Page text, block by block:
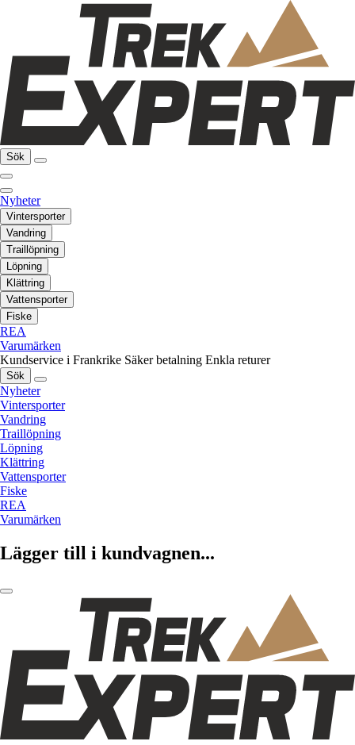
Sök
Nyheter
Vintersporter
Vandring
Traillöpning
Löpning
Klättring
Vattensporter
Fiske
REA
Varumärken
Kundservice i Frankrike Säker betalning Enkla returer
Sök
Nyheter
Vintersporter
Vandring
Traillöpning
Löpning
Klättring
Vattensporter
Fiske
REA
Varumärken
Lägger till i kundvagnen...